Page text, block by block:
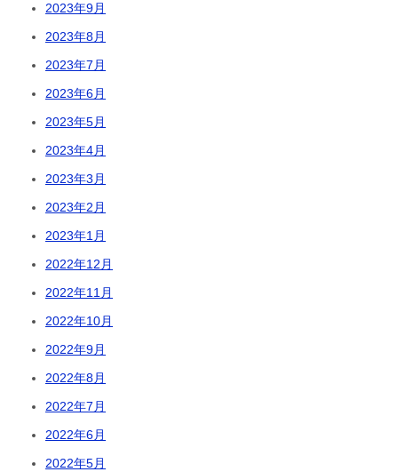
2023年9月
2023年8月
2023年7月
2023年6月
2023年5月
2023年4月
2023年3月
2023年2月
2023年1月
2022年12月
2022年11月
2022年10月
2022年9月
2022年8月
2022年7月
2022年6月
2022年5月